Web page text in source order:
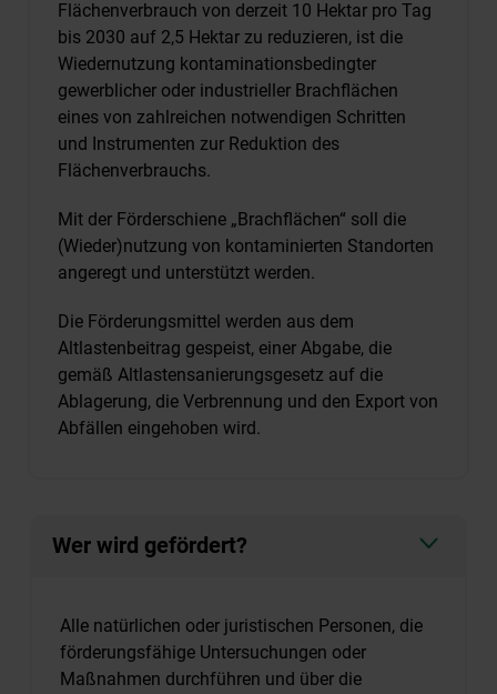
Flächenverbrauch von derzeit 10 Hektar pro Tag
bis 2030 auf 2,5 Hektar zu reduzieren, ist die
Wiedernutzung kontaminationsbedingter
gewerblicher oder industrieller Brachflächen
eines von zahlreichen notwendigen Schritten
und Instrumenten zur Reduktion des
Flächenverbrauchs.
Mit der Förderschiene „Brachflächen“ soll die
(Wieder)nutzung von kontaminierten Standorten
angeregt und unterstützt werden.
Die Förderungsmittel werden aus dem
Altlastenbeitrag gespeist, einer Abgabe, die
gemäß Altlastensanierungsgesetz auf die
Ablagerung, die Verbrennung und den Export von
Abfällen eingehoben wird.
Wer wird gefördert?
Alle natürlichen oder juristischen Personen, die
förderungsfähige Untersuchungen oder
Maßnahmen durchführen und über die